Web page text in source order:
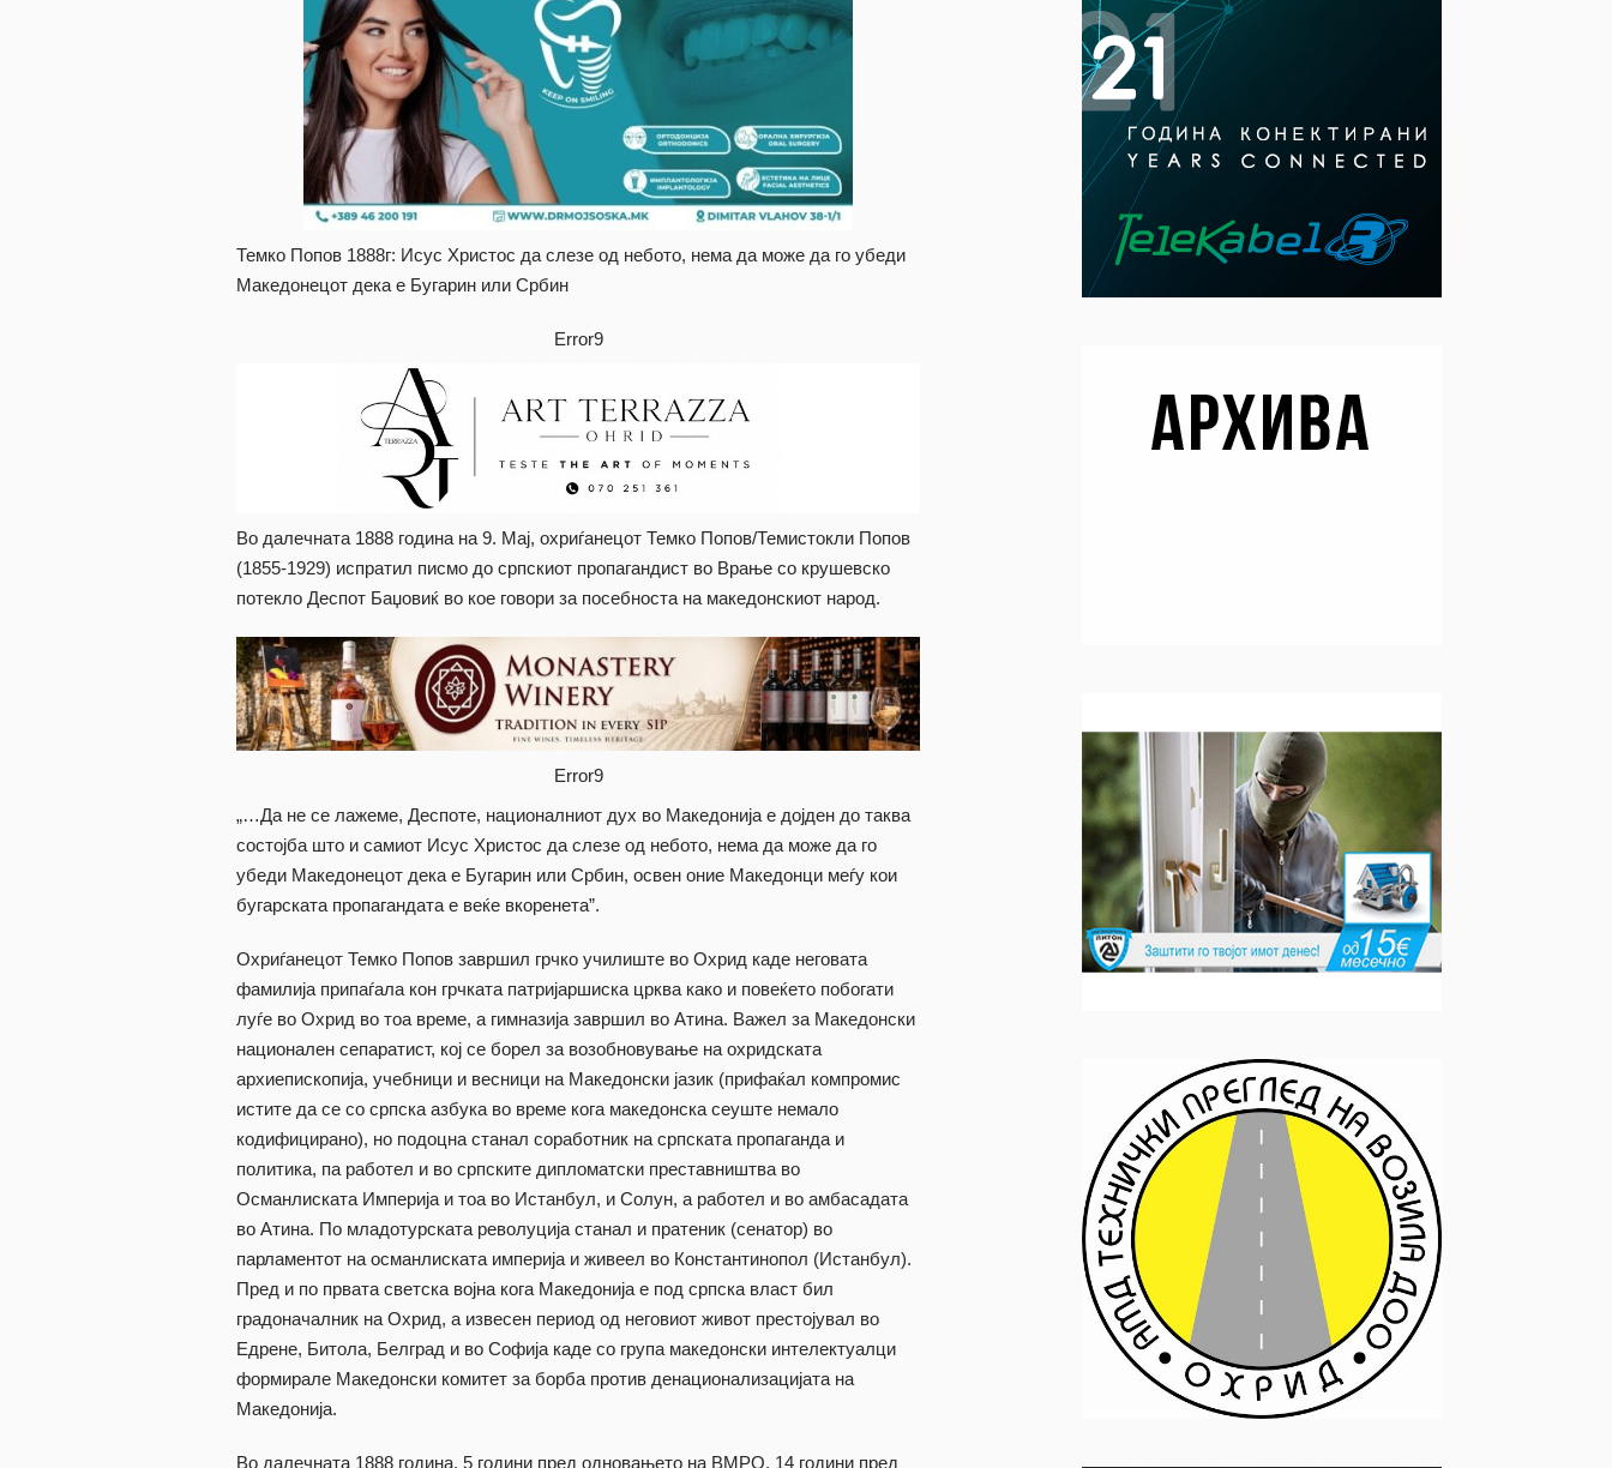
Темко Попов 1888г: Исус Христос да слезе од небото, нема да може да го убеди
Македонецот дека е Бугарин или Србин
Error9
Во далечната 1888 година на 9. Мај, охриѓанецот Темко Попов/Темистокли Попов
(1855-1929) испратил писмо до српскиот пропагандист во Врање со крушевско
потекло Деспот Баџовиќ во кое говори за посебноста на македонскиот народ.
Error9
„…Да не се лажеме, Деспоте, националниот дух во Македонија е дојден до таква
состојба што и самиот Исус Христос да слезе од небото, нема да може да го
убеди Македонецoт дека е Бугарин или Србин, освен оние Македонци меѓу кои
бугарската пропагандата е веќе вкоренета”.
Охриѓанецот Темко Попов завршил грчко училиште во Охрид каде неговата
фамилија припаѓала кон грчката патријаршиска црква како и повеќето побогати
луѓе во Охрид во тоа време, а гимназија завршил во Атина. Важел за Македонски
национален сепаратист, кој се борел за возобновување на охридската
архиепископија, учебници и весници на Македонски јазик (прифаќал компромис
истите да се со српска азбука во време кога македонска сеуште немало
кодифицирано), но подоцна станал соработник на српската пропаганда и
политика, па работел и во српските дипломатски преставништва во
Османлиската Империја и тоа во Истанбул, и Солун, а работел и во амбасадата
во Атина. По младотурската револуција станал и пратеник (сенатор) во
парламентот на османлиската империја и живеел во Константинопол (Истанбул).
Пред и по првата светска војна кога Македонија е под српска власт бил
градоначалник на Охрид, а извесен период од неговиот живот престојувал во
Едрене, Битола, Белград и во Софија каде со група македонски интелектуалци
формирале Македонски комитет за борба против денационализацијата на
Македонија.
Во далечната 1888 година, 5 години пред одновањето на ВМРО, 14 години пред